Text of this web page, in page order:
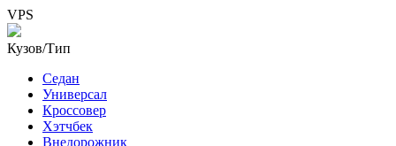
VPS
Кузов/Тип
Седан
Универсал
Кроссовер
Хэтчбек
Внедорожник